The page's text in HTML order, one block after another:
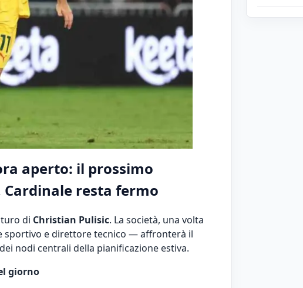
aperto: il prossimo
resta fermo
di Christian Pulisic. La società, una volta
e direttore tecnico — affronterà il
nodi centrali della pianificazione estiva.
giorno